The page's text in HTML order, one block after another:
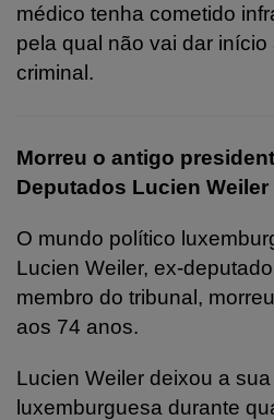
médico tenha cometido
pela qual não vai dar
criminal.
Morreu o antigo
Deputados Lucien Weiler
O mundo político
Lucien Weiler, ex-
membro do tribunal,
aos 74 anos.
Lucien Weiler deixou a
luxemburguesa durante